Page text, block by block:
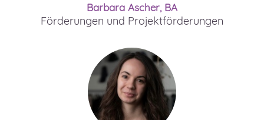
Barbara Ascher, BA
Förderungen und Projektförderungen